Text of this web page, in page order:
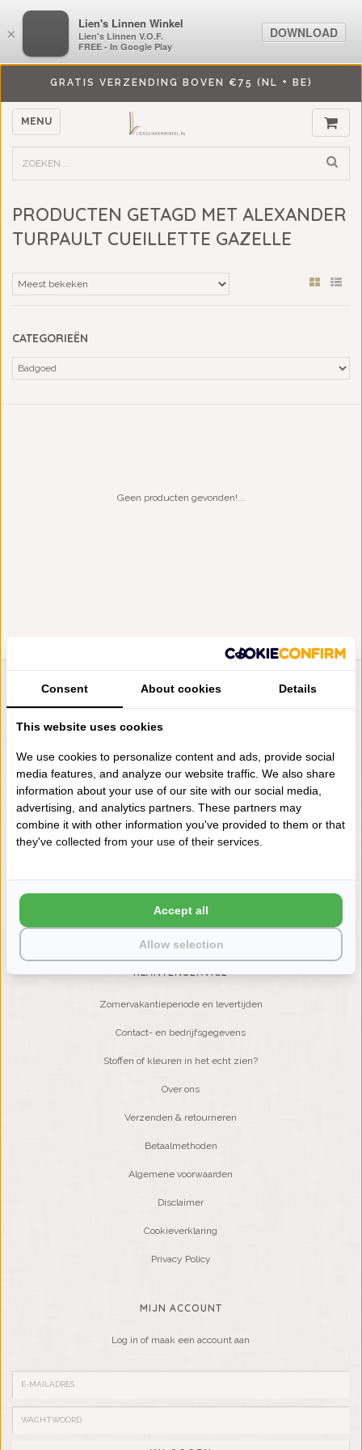
GRATIS VERZENDING BOVEN €75 (NL + BE)
MENU
PRODUCTEN GETAGD MET ALEXANDER
TURPAULT CUEILLETTE GAZELLE
CATEGORIEËN
Geen producten gevonden!...
LIENSLINNENWINKEL.NL
VRAGEN? BEL DAN
NIEUWSBRIEF
Wilt u op de hoogte blijven?
Word lid van onze mailinglijst:
KLANTENSERVICE
Zomervakantieperiode en levertijden
Contact- en bedrijfsgegevens
Stoffen of kleuren in het echt zien?
Over ons
Verzenden & retourneren
Betaalmethoden
Algemene voorwaarden
Disclaimer
Cookieverklaring
Privacy Policy
MIJN ACCOUNT
Log in of maak een account aan
×
LiensLinnenwinkel.nl
Lien's Linnen V.O.F.
FREE - In Google Play
DOWNLOAD
Consent About cookies Details
This website uses cookies
We use cookies to personalize content and ads, provide social
media features, and analyze our website traffic. We also share
information about your use of our site with our social media,
advertising, and analytics partners. These partners may
combine it with other information you've provided to them or that
they've collected from your use of their services.
Allow selection
Accept all
×
Lien's Linnen Winkel
Lien's Linnen V.O.F.
FREE - In Google Play
DOWNLOAD